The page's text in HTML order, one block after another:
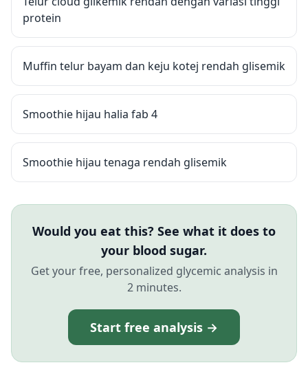
protein
Muffin telur bayam dan keju kotej rendah glisemik
Smoothie hijau halia fab 4
Smoothie hijau tenaga rendah glisemik
Would you eat this? See what it does to
your blood sugar.
Get your free, personalized glycemic analysis in
2 minutes.
Start free analysis →